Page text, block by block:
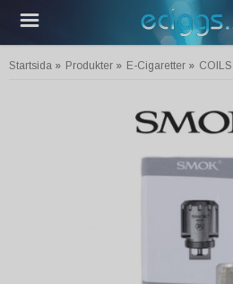
Startsida » Produkter » E-Cigaretter » COILS